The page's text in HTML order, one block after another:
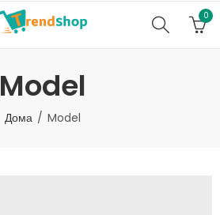
0
Model
Дома Model